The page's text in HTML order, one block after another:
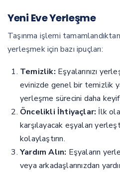
Yeni Eve Yerleşme
Taşınma işlemi
yerleşmek için bazı ipuçları:
Temizlik: Eşyalarınızı
evinizde genel bir temizlik
yerleşme sürecini daha
Öncelikli İhtiyaçlar: İlk
karşılayacak eşyaları
kolaylaştırın.
Yardım Alın: Eşyaların
veya arkadaşlarınızdan